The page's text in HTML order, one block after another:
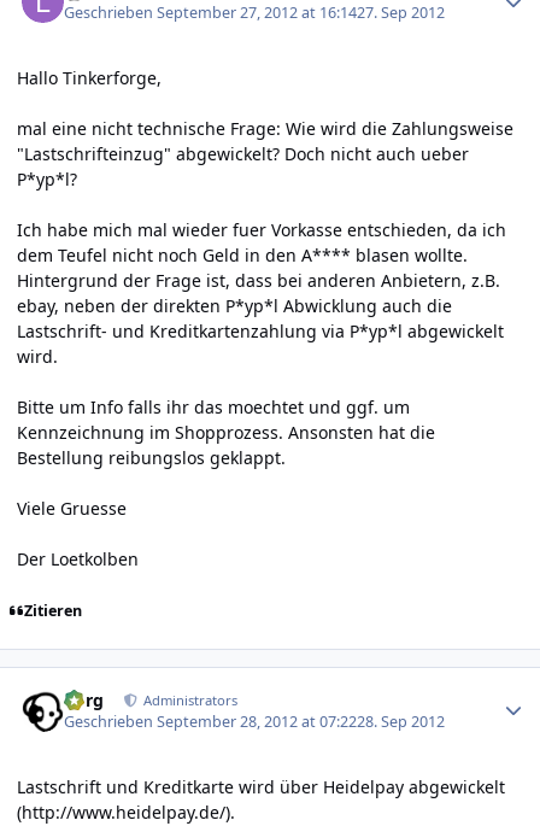
GeschriebenSeptember 27, 2012 at 16:1427. Sep 2012
Hallo Tinkerforge,
mal eine nicht technische Frage: Wie wird die Zahlungsweise
"Lastschrifteinzug" abgewickelt? Doch nicht auch ueber
P*yp*l?
Ich habe mich mal wieder fuer Vorkasse entschieden, da ich
dem Teufel nicht noch Geld in den A**** blasen wollte.
Hintergrund der Frage ist, dass bei anderen Anbietern, z.B.
ebay, neben der direkten P*yp*l Abwicklung auch die
Lastschrift- und Kreditkartenzahlung via P*yp*l abgewickelt
wird.
Bitte um Info falls ihr das moechtet und ggf. um
Kennzeichnung im Shopprozess. Ansonsten hat die
Bestellung reibungslos geklappt.
Viele Gruesse
Der Loetkolben
Zitieren
borg Administrators
GeschriebenSeptember 28, 2012 at 07:2228. Sep 2012
Lastschrift und Kreditkarte wird über Heidelpay abgewickelt
(http://www.heidelpay.de/).